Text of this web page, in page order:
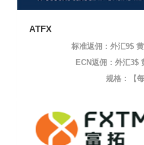
ATFX
标准返佣：外汇9$
ECN返佣：外汇3$
规格：【每